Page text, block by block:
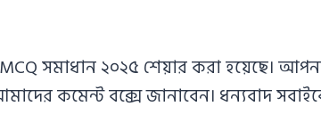
সমাধান ২০২৫ শেয়ার করা হয়েছে।
কমেন্ট বক্সে জানাবেন। ধন্যবাদ